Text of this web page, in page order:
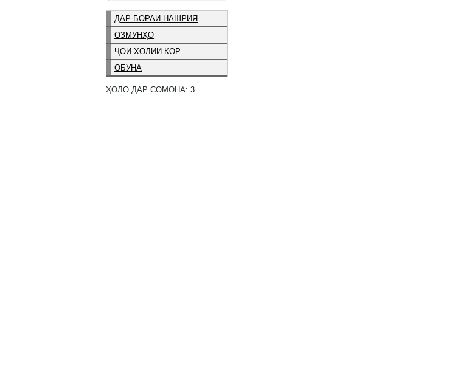
ДАР БОРАИ НАШРИЯ
ОЗМУНҲО
ҶОИ ХОЛИИ КОР
ОБУНА
ҲОЛО ДАР СОМОНА: 3